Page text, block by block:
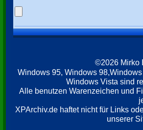
©2026 Mirko
Windows 95, Windows
Windows Vista sind
Alle benutzen Warenzeichen und
XPArchiv.de haftet nicht für Links
unserer